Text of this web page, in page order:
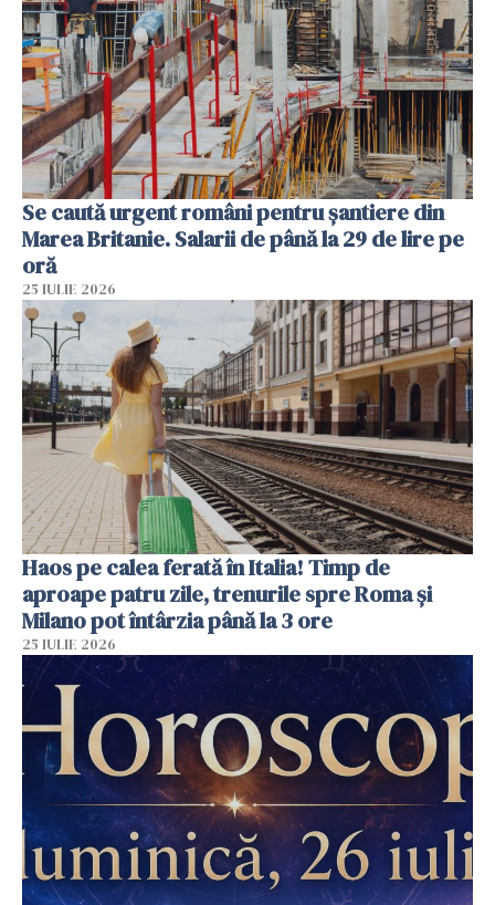
Se caută urgent români pentru șantiere din
Marea Britanie. Salarii de până la 29 de lire pe
oră
25 IULIE 2026
Haos pe calea ferată în Italia! Timp de
aproape patru zile, trenurile spre Roma și
Milano pot întârzia până la 3 ore
25 IULIE 2026